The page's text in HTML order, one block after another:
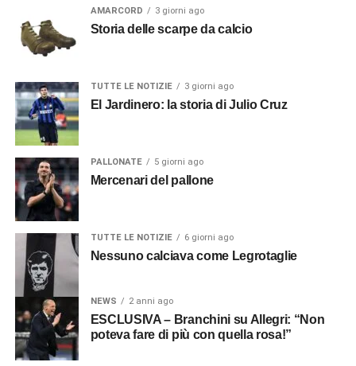
AMARCORD 3 giorni ago
Storia delle scarpe da calcio
TUTTE LE NOTIZIE 3 giorni ago
El Jardinero: la storia di Julio Cruz
PALLONATE 5 giorni ago
Mercenari del pallone
TUTTE LE NOTIZIE 6 giorni ago
Nessuno calciava come Legrotaglie
NEWS 2 anni ago
ESCLUSIVA – Branchini su Allegri: “Non
poteva fare di più con quella rosa!”